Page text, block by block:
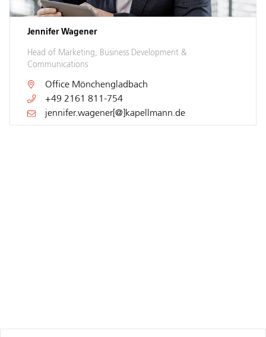
Jennifer Wagener
Head of Marketing, Business Development &
Communications
Office Mönchengladbach
+49 2161 811-754
jennifer.wagener[@]kapellmann.de